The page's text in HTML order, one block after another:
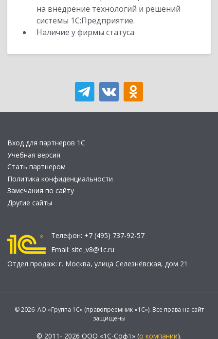
на внедрение технологий и решений
системы 1С:Предприятие.
Наличие у фирмы статуса
Вход для партнеров 1С
Учебная версия
Стать партнером
Политика конфиденциальности
Замечания по сайту
Другие сайты
Телефон: +7 (495) 737-92-57
Email: site_v8@1c.ru
Отдел продаж: г. Москва, улица Селезнёвская, дом 21
© 2026 АО «Группа 1С» (правопреемник «1С»). Все права на сайт
защищены
© 2011- 2026 ООО «1С-Софт» (о компании).